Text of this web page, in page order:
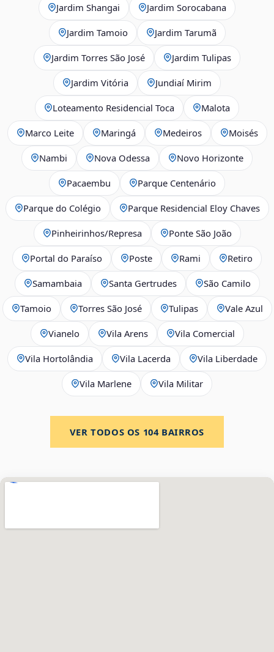
Jardim Shangai Jardim Sorocabana
Jardim Tamoio Jardim Tarumã
Jardim Torres São José Jardim Tulipas
Jardim Vitória Jundiaí Mirim
Loteamento Residencial Toca Malota
Marco Leite Maringá Medeiros Moisés
Nambi Nova Odessa Novo Horizonte
Pacaembu Parque Centenário
Parque do Colégio Parque Residencial Eloy Chaves
Pinheirinhos/Represa Ponte São João
Portal do Paraíso Poste Rami Retiro
Samambaia Santa Gertrudes São Camilo
Tamoio Torres São José Tulipas Vale Azul
Vianelo Vila Arens Vila Comercial
Vila Hortolândia Vila Lacerda Vila Liberdade
Vila Marlene Vila Militar
VER TODOS OS 104BAIRROS